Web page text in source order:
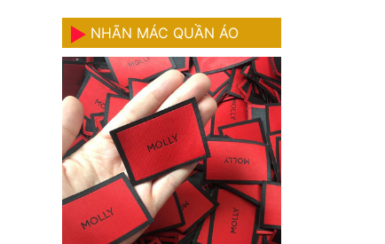
NHÃN MÁC QUẦN ÁO